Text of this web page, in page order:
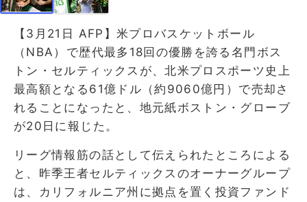
【3月21日 AFP】米プロバスケットボール
（NBA）で歴代最多18回の優勝を誇る名門ボス
トン・セルティックスが、北米プロスポーツ史上
最高額となる61億ドル（約9060億円）で売却さ
れることになったと、地元紙ボストン・グローブ
が20日に報じた。
リーグ情報筋の話として伝えられたところによる
と、昨季王者セルティックスのオーナーグループ
は、カリフォルニア州に拠点を置く投資ファンド